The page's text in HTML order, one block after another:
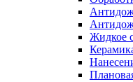
Жидкое